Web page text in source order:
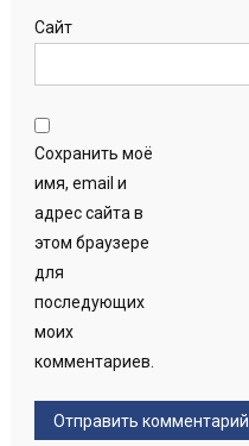
Сайт
Сохранить моё
имя, email и
адрес сайта в
этом браузере
для
последующих
моих
комментариев.